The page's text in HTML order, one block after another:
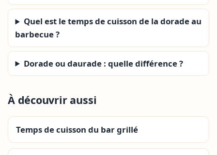
Quel est le temps de cuisson de la dorade au
barbecue ?
Dorade ou daurade : quelle différence ?
À découvrir aussi
Temps de cuisson du bar grillé